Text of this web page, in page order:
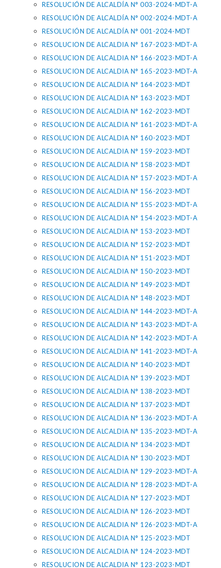
RESOLUCIÓN DE ALCALDÍA N° 003-2024-MDT-A
RESOLUCIÓN DE ALCALDÍA N° 002-2024-MDT-A
RESOLUCIÓN DE ALCALDÍA N° 001-2024-MDT
RESOLUCION DE ALCALDIA N° 167-2023-MDT-A
RESOLUCION DE ALCALDIA N° 166-2023-MDT-A
RESOLUCION DE ALCALDIA N° 165-2023-MDT-A
RESOLUCION DE ALCALDIA N° 164-2023-MDT
RESOLUCION DE ALCALDIA N° 163-2023-MDT
RESOLUCION DE ALCALDIA N° 162-2023-MDT
RESOLUCION DE ALCALDIA N° 161-2023-MDT-A
RESOLUCION DE ALCALDIA N° 160-2023-MDT
RESOLUCION DE ALCALDIA N° 159-2023-MDT
RESOLUCION DE ALCALDIA N° 158-2023-MDT
RESOLUCION DE ALCALDIA N° 157-2023-MDT-A
RESOLUCION DE ALCALDIA N° 156-2023-MDT
RESOLUCION DE ALCALDIA N° 155-2023-MDT-A
RESOLUCION DE ALCALDIA N° 154-2023-MDT-A
RESOLUCION DE ALCALDIA N° 153-2023-MDT
RESOLUCION DE ALCALDIA N° 152-2023-MDT
RESOLUCION DE ALCALDIA N° 151-2023-MDT
RESOLUCION DE ALCALDIA N° 150-2023-MDT
RESOLUCION DE ALCALDIA N° 149-2023-MDT
RESOLUCION DE ALCALDIA N° 148-2023-MDT
RESOLUCION DE ALCALDIA N° 144-2023-MDT-A
RESOLUCION DE ALCALDIA N° 143-2023-MDT-A
RESOLUCION DE ALCALDIA N° 142-2023-MDT-A
RESOLUCION DE ALCALDIA N° 141-2023-MDT-A
RESOLUCION DE ALCALDIA N° 140-2023-MDT
RESOLUCION DE ALCALDIA N° 139-2023-MDT
RESOLUCION DE ALCALDIA N° 138-2023-MDT
RESOLUCION DE ALCALDIA N° 137-2023-MDT
RESOLUCION DE ALCALDIA N° 136-2023-MDT-A
RESOLUCION DE ALCALDIA N° 135-2023-MDT-A
RESOLUCION DE ALCALDIA N° 134-2023-MDT
RESOLUCION DE ALCALDIA N° 130-2023-MDT
RESOLUCION DE ALCALDIA N° 129-2023-MDT-A
RESOLUCION DE ALCALDIA N° 128-2023-MDT-A
RESOLUCION DE ALCALDIA N° 127-2023-MDT
RESOLUCION DE ALCALDIA N° 126-2023-MDT
RESOLUCION DE ALCALDIA N° 126-2023-MDT-A
RESOLUCION DE ALCALDIA N° 125-2023-MDT
RESOLUCION DE ALCALDIA N° 124-2023-MDT
RESOLUCION DE ALCALDIA N° 123-2023-MDT